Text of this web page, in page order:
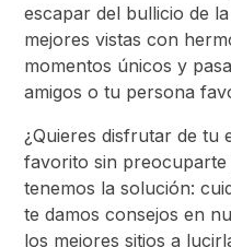
escapar del bullicio de
mejores vistas con
momentos únicos y
amigos o tu persona
¿Quieres disfrutar de tu
favorito sin
tenemos la solución:
te damos consejos en
los mejores sitios a